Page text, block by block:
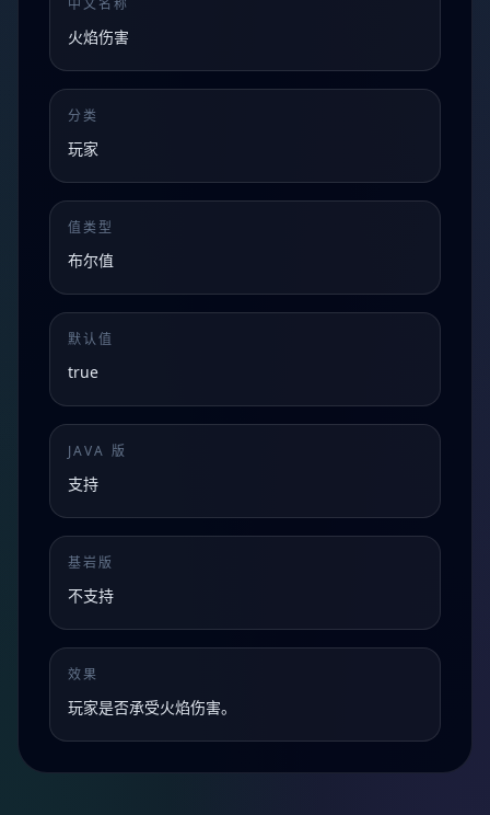
中文名称
火焰伤害
分类
玩家
值类型
布尔值
默认值
true
JAVA 版
支持
基岩版
不支持
效果
玩家是否承受火焰伤害。